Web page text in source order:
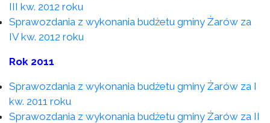
III kw. 2012 roku
Sprawozdania z wykonania budżetu gminy Żarów za
IV kw. 2012 roku
Rok 2011
Sprawozdania z wykonania budżetu gminy Żarów za I
kw. 2011 roku
Sprawozdania z wykonania budżetu gminy Żarów za II